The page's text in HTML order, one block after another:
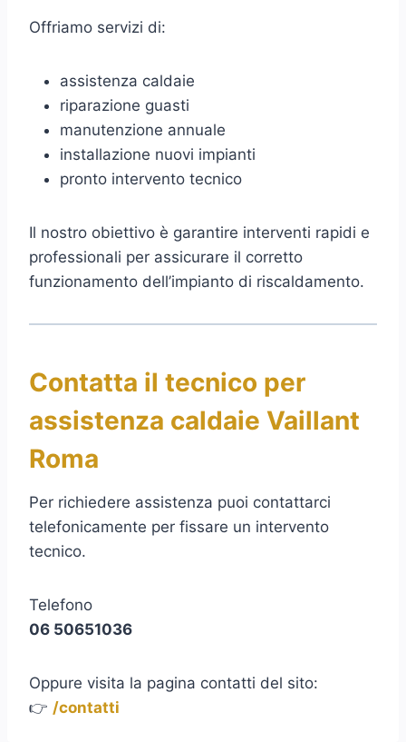
Offriamo servizi di:
assistenza caldaie
riparazione guasti
manutenzione annuale
installazione nuovi impianti
pronto intervento tecnico
Il nostro obiettivo è garantire interventi rapidi e
professionali per assicurare il corretto
funzionamento dell’impianto di riscaldamento.
Contatta il tecnico per
assistenza caldaie Vaillant
Roma
Per richiedere assistenza puoi contattarci
telefonicamente per fissare un intervento
tecnico.
Telefono
06 50651036
Oppure visita la pagina contatti del sito:
👉 /contatti